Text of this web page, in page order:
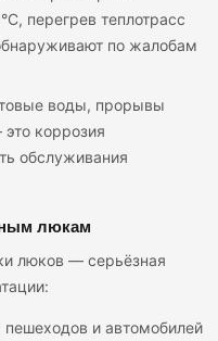
перегрев теплотрасс
по жалобам
воды, прорывы
коррозия
обслуживания
люкам
люков — серьёзная
и автомобилей